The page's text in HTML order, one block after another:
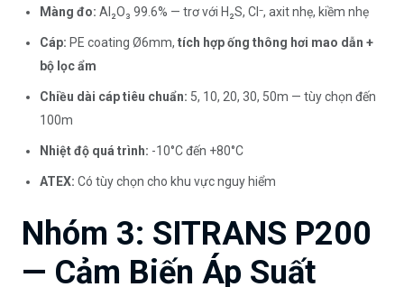
Màng đo: Al₂O₃ 99.6% — trơ với H₂S, Cl⁻, axit nhẹ, kiềm nhẹ
Cáp: PE coating Ø6mm, tích hợp ống thông hơi mao dẫn +
bộ lọc ẩm
Chiều dài cáp tiêu chuẩn: 5, 10, 20, 30, 50m — tùy chọn đến
100m
Nhiệt độ quá trình: -10°C đến +80°C
ATEX: Có tùy chọn cho khu vực nguy hiểm
Nhóm 3: SITRANS P200
— Cảm Biến Áp Suất